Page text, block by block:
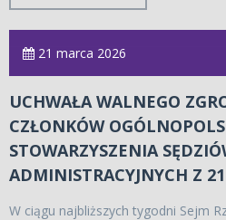
21 marca 2026
UCHWAŁA WALNEGO
CZŁONKÓW
STOWARZYSZENIA
ADMINISTRACYJNYCH Z
W ciągu najbliższych tygodni Sejm